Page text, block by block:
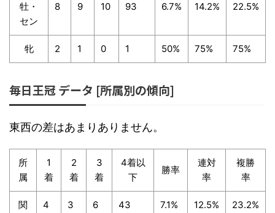
牡・
セン
8 9 10 93 6.7% 14.2% 22.5%
牝 2 1 0 1 50% 75% 75%
毎日王冠 データ [所属別の傾向]
東西の差はあまりありません。
所
属
1
着
2
着
3
着
4着以
下
勝率
連対
率
複勝
率
関
4 3 6 43 7.1% 12.5% 23.2%